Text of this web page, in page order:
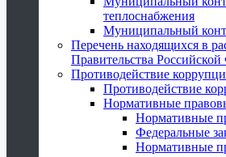
теплоснабжения
Муниципальный
Перечень находящихся в
Правительства
Противодействие
Противодействие
Нормативные
Нормативные
Федеральные
Нормативные